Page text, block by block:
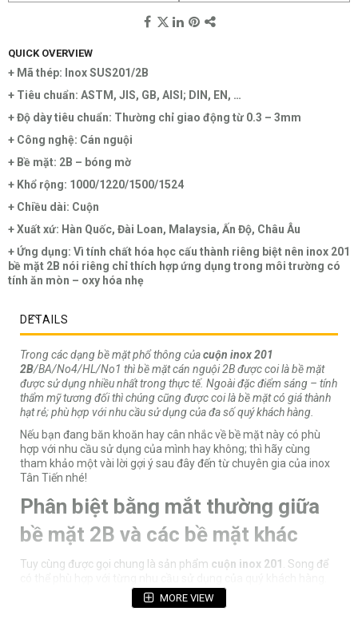
QUICK OVERVIEW
+ Mã thép: Inox SUS201/2B
+ Tiêu chuẩn: ASTM, JIS, GB, AISI; DIN, EN, …
+ Độ dày tiêu chuẩn: Thường chỉ giao động từ 0.3 – 3mm
+ Công nghệ: Cán nguội
+ Bề mặt: 2B – bóng mờ
+ Khổ rộng: 1000/1220/1500/1524
+ Chiều dài: Cuộn
+ Xuất xứ: Hàn Quốc, Đài Loan, Malaysia, Ấn Độ, Châu Âu
+ Ứng dụng: Vì tính chất hóa học cấu thành riêng biệt nên inox 201
bề mặt 2B nói riêng chỉ thích hợp ứng dụng trong môi trường có
tính ăn mòn – oxy hóa nhẹ
DETAILS
Trong các dạng bề mặt phổ thông củacuộn inox 201
2B/BA/No4/HL/No1 thì bề mặt cán nguội 2B được coi là bề mặt
được sử dụng nhiều nhất trong thực tế. Ngoài đặc điểm sáng – tính
thẩm mỹ tương đối thì chúng cũng được coi là bề mặt có giá thành
hạt rẻ; phù hợp với nhu cầu sử dụng của đa số quý khách hàng.
Nếu bạn đang băn khoăn hay cân nhắc về bề mặt này có phù
hợp với nhu cầu sử dụng của mình hay không; thì hãy cùng
tham khảo một vài lời gợi ý sau đây đến từ chuyên gia của inox
Tân Tiến nhé!
Phân biệt bằng mắt thường giữa
bề mặt 2B và các bề mặt khác
Tuy cùng được gọi chung là sản phẩm cuộn inox 201 . Song để
Nhà sản xuất đã tạo ra một số bề mặt phổ thông có thể kể đến
MORE VIEW